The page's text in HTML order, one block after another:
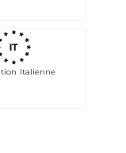
Italienne